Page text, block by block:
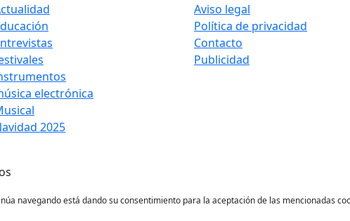
electrónica
2025
Aviso legal
Política de privacidad
Contacto
Publicidad
navegando está dando su consentimiento para la aceptación de las mencionadas